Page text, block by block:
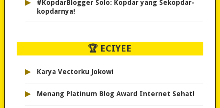
#KopdarBlogger Solo: Kopdar yang Sekopdar-
kopdarnya!
🏆 ECIYEE
▸ Karya Vectorku Jokowi
▸ Menang Platinum Blog Award Internet Sehat!